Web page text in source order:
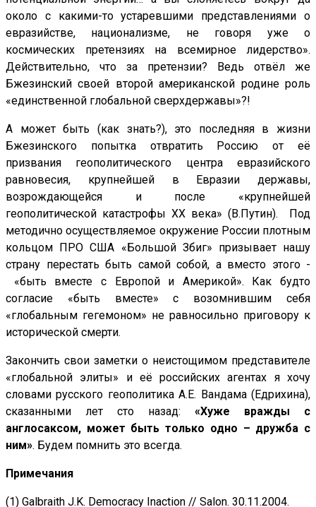
около с какими-то устаревшими представлениями о
евразийстве, национализме, не говоря уже о
космических претензиях на всемирное лидерство».
Действительно, что за претензии? Ведь отвёл же
Бжезинский своей второй американской родине роль
«единственной глобальной сверхдержавы»?!
А может быть (как знать?), это последняя в жизни
Бжезинского попытка отвратить Россию от её
призвания геополитического центра евразийского
равновесия, крупнейшей в Евразии державы,
возрождающейся и после «крупнейшей
геополитической катастрофы ХХ века» (В.Путин). Под
методично осуществляемое окружение России плотным
кольцом ПРО США «Большой Збиг» призывает нашу
страну перестать быть самой собой, а вместо этого -
«быть вместе с Европой и Америкой». Как будто
согласие «быть вместе» с возомнившим себя
«глобальным гегемоном» не равносильно приговору к
исторической смерти.
Закончить свои заметки о неистощимом представителе
«глобальной элиты» и её российских агентах я хочу
словами русского геополитика А.Е. Вандама (Едрихина),
сказанными лет сто назад: «Хуже вражды с
англосаксом, может быть только одно – дружба с
ним». Будем помнить это всегда.
Примечания
(1) Galbraith J.K. Democracy Inaction // Salon. 30.11.2004.